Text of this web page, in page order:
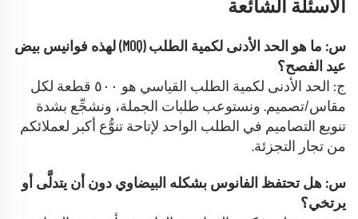
الأسئلة الشائعة
س: ما هو الحد الأدنى لكمية الطلب (MOQ) لهذه فوانيس بيض
عيد الفصح؟
ج: الحد الأدنى لكمية الطلب القياسي هو ٥٠٠ قطعة لكل
مقاس/تصميم. ونستوعب طلبات الجملة، ونشجِّع بشدة
تنويع التصاميم في الطلب الواحد لإتاحة تنوُّع أكبر لعملائكم
من تجار التجزئة.
س: هل تحتفظ الفانوس بشكله البيضاوي دون أن يتدلَّى أو
يرتخي؟